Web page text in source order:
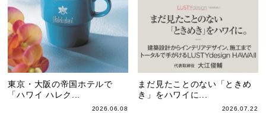
東京・大阪の帝国ホテルで
「ハワイ ハレク...
2026.06.08
まだ見たことのない「ときめ
き」をハワイに...
2026.07.22